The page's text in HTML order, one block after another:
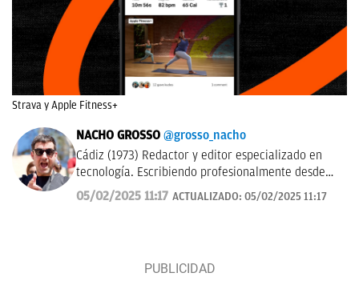
Strava y Apple Fitness+
NACHO GROSSO @grosso_nacho
Cádiz (1973) Redactor y editor especializado en
tecnología. Escribiendo profesionalmente desde
2017 para medios de difusión y blogs en español.
05/02/2025 11:17 ACTUALIZADO: 05/02/2025 11:17